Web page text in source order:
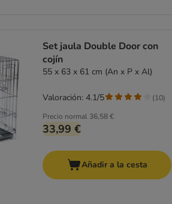
Set jaula Double Door con
cojín
55 x 63 x 61 cm (An x P x Al)
Precio normal 36,58 €
33,99 €
Valoración: 4.1/5 (10)
Añadir a la cesta